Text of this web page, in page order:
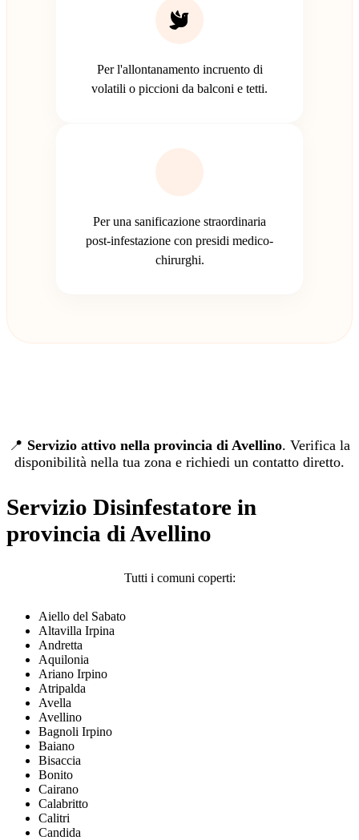
Per l'allontanamento incruento di
volatili o piccioni da balconi e tetti.
Per una sanificazione straordinaria
post-infestazione con presidi medico-
chirurghi.
📍 Servizio attivo nella provincia di Avellino. Verifica la
disponibilità nella tua zona e richiedi un contatto diretto.
Servizio Disinfestatore in
provincia di Avellino
Tutti i comuni coperti:
Aiello del Sabato
Altavilla Irpina
Andretta
Aquilonia
Ariano Irpino
Atripalda
Avella
Avellino
Bagnoli Irpino
Baiano
Bisaccia
Bonito
Cairano
Calabritto
Calitri
Candida